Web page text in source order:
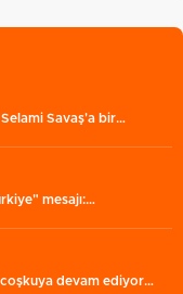
Selami Savaş'a bir…
mesajı:…
coşkuya devam ediyor…